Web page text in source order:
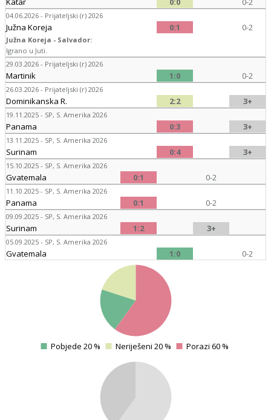
04.06.2026 - Prijateljski (r) 2026
Južna Koreja 0:1 0-2
Južna Koreja - Salvador:
Igrano u Juti.
29.03.2026 - Prijateljski (r) 2026
Martinik 1:0 0-2
26.03.2026 - Prijateljski (r) 2026
Dominikanska R. 2:2 3+
19.11.2025 - SP, S. Amerika 2026
Panama 0:3 3+
13.11.2025 - SP, S. Amerika 2026
Surinam 0:4 3+
15.10.2025 - SP, S. Amerika 2026
Gvatemala 0:1 0-2
11.10.2025 - SP, S. Amerika 2026
Panama 0:1 0-2
09.09.2025 - SP, S. Amerika 2026
Surinam 1:2 3+
05.09.2025 - SP, S. Amerika 2026
Gvatemala 1:0 0-2
0
Pobjede 20 % Neriješeni 20 % Porazi 60 %